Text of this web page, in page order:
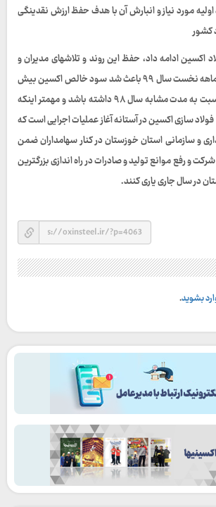
مورد نیاز و انبارش آن با هدف حفظ ارزش نقدینگی
کشور
اکسین ادامه داد، حفظ این روند و تلاشهای مدیران و
پرسنل شرکت در شش ماهه نخست سال ۹۹ باعث شد سود خالص اکسین بیش
از ۳۰۰ درصد افزایش نسبت به مدت مشابه سال ۹۸ داشته باشد و مهمتر اینکه
سازی اکسین در آستانه آغاز عملیات اجرایی است که
و سازمانی استان خوزستان در کنار سهامداران ضمن
و رفع موانع تولید و صادرات در راه اندازی بزرگترین
در سال جاری یاری کنند.
بشوید.